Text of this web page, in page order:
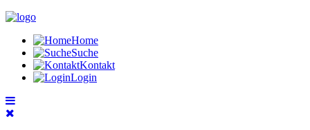
Home
Suche
Kontakt
Login